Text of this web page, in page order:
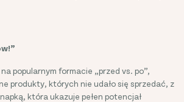
popularnym formacie „przed vs. po”,
produkty, których nie udało się sprzedać, z
która ukazuje pełen potencjał